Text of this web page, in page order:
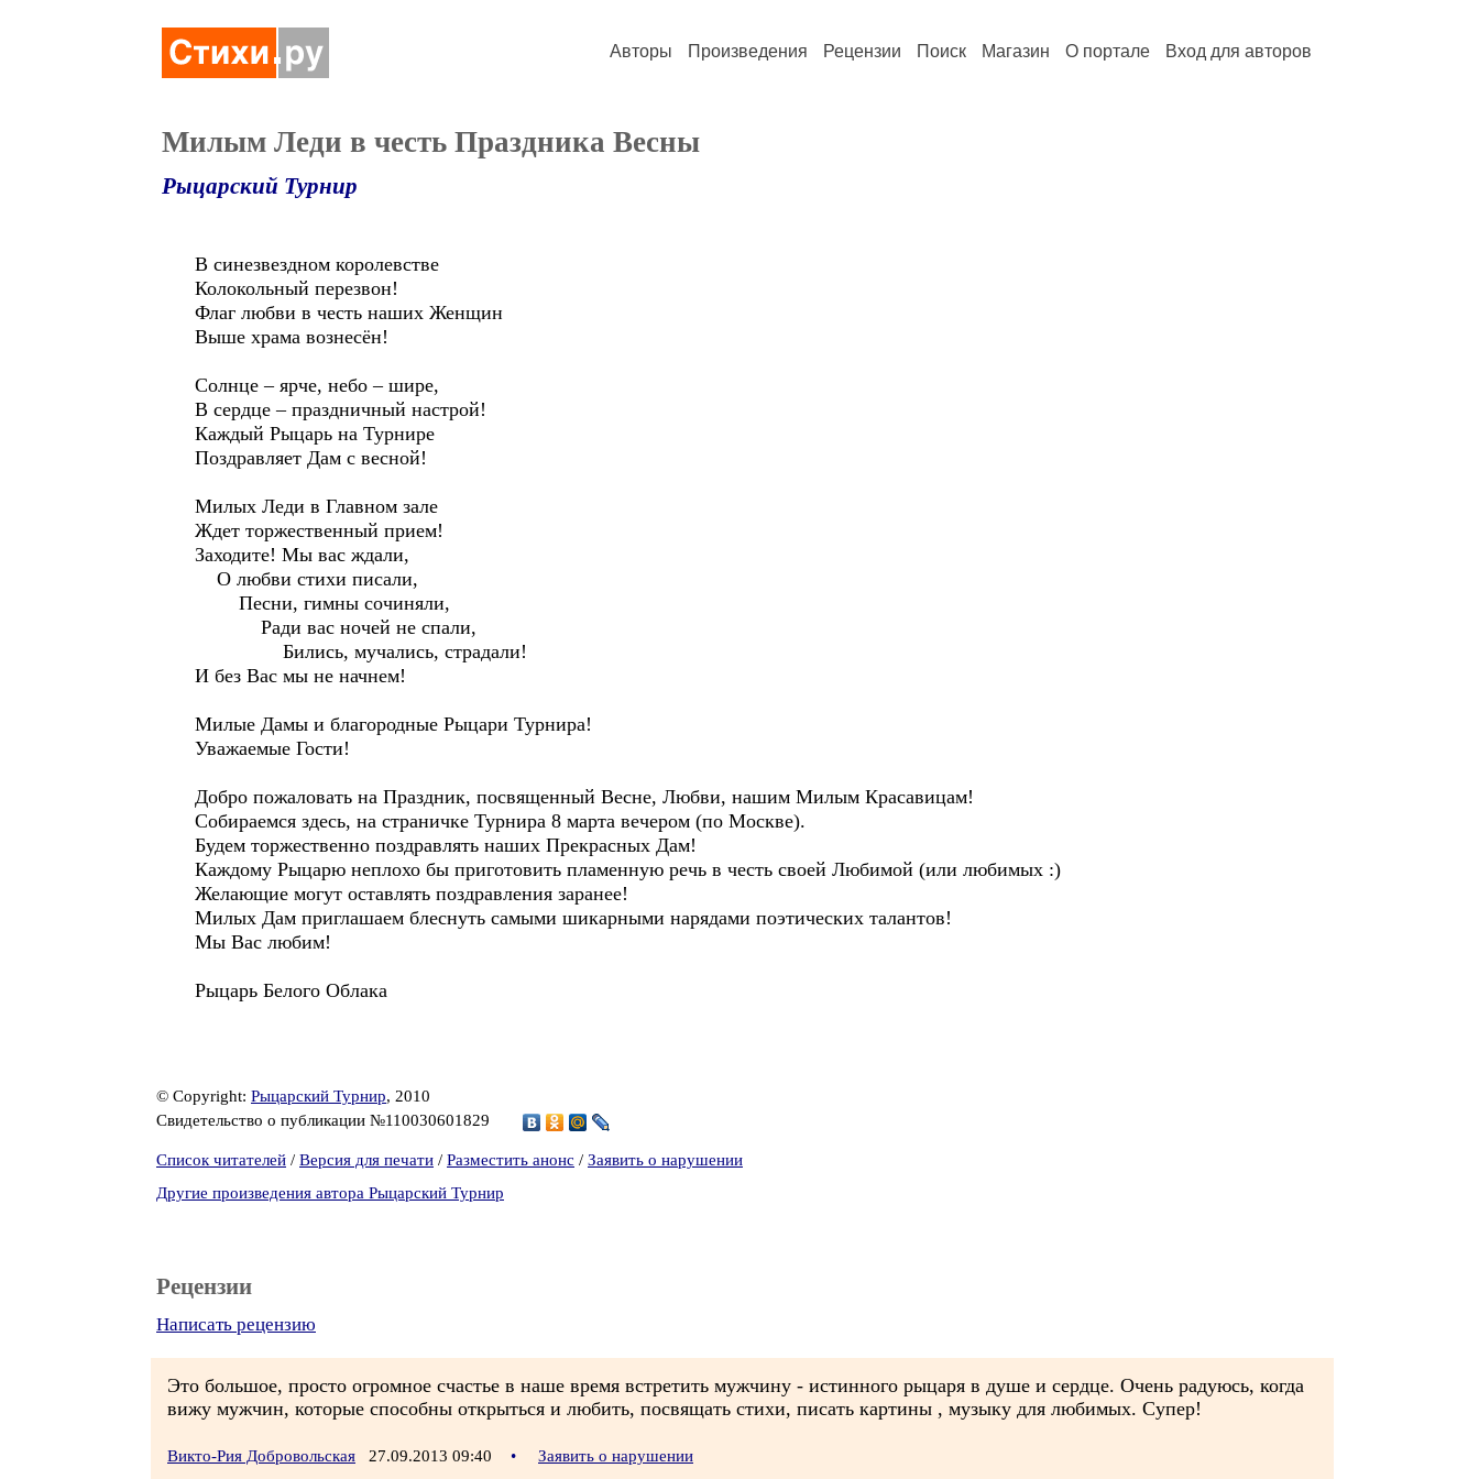
Авторы Произведения Рецензии Поиск Магазин О портале Вход для авторов
Милым Леди в честь Праздника Весны
Рыцарский Турнир
В синезвездном королевстве
Колокольный перезвон!
Флаг любви в честь наших Женщин
Выше храма вознесён!
Солнце – ярче, небо – шире,
В сердце – праздничный настрой!
Каждый Рыцарь на Турнире
Поздравляет Дам с весной!
Милых Леди в Главном зале
Ждет торжественный прием!
Заходите! Мы вас ждали,
О любви стихи писали,
Песни, гимны сочиняли,
Ради вас ночей не спали,
Бились, мучались, страдали!
И без Вас мы не начнем!
Милые Дамы и благородные Рыцари Турнира!
Уважаемые Гости!
Добро пожаловать на Праздник, посвященный Весне, Любви, нашим Милым Красавицам!
Собираемся здесь, на страничке Турнира 8 марта вечером (по Москве).
Будем торжественно поздравлять наших Прекрасных Дам!
Каждому Рыцарю неплохо бы приготовить пламенную речь в честь своей Любимой (или любимых :)
Желающие могут оставлять поздравления заранее!
Милых Дам приглашаем блеснуть самыми шикарными нарядами поэтических талантов!
Мы Вас любим!
Рыцарь Белого Облака
© Copyright: Рыцарский Турнир, 2010
Свидетельство о публикации №110030601829
Список читателей / Версия для печати / Разместить анонс / Заявить о нарушении
Другие произведения автора Рыцарский Турнир
Рецензии
Написать рецензию
Это большое, просто огромное счастье в наше время встретить мужчину - истинного рыцаря в душе и сердце. Очень радуюсь, когда
вижу мужчин, которые способны открыться и любить, посвящать стихи, писать картины , музыку для любимых. Супер!
Викто-Рия Добровольская 27.09.2013 09:40 • Заявить о нарушении